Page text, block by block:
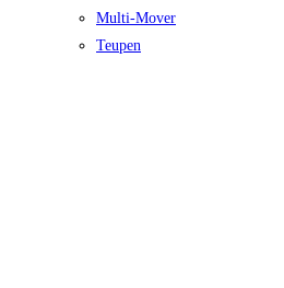
Multi-Mover
Teupen